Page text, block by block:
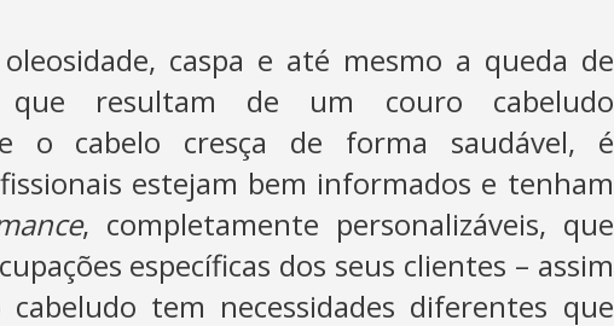
caspa e até mesmo a queda de
que resultam de um couro cabeludo
o cabelo cresça de forma saudável, é
estejam bem informados e tenham
, completamente personalizáveis, que
específicas dos seus clientes – assim
tem necessidades diferentes que